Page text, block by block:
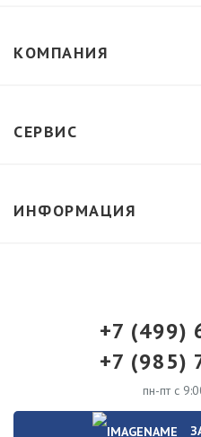
КОМПАНИЯ
СЕРВИС
ИНФОРМАЦИЯ
+7 (499)
+7 (985)
пн-пт с